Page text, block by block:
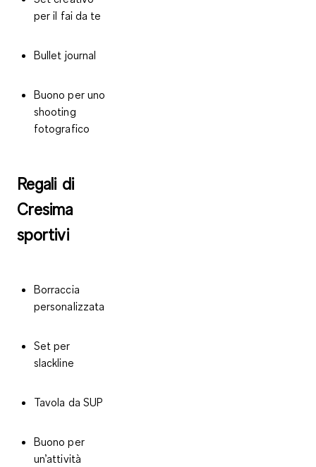
per il fai da te
Bullet journal
Buono per uno
shooting
fotografico
Regali di
Cresima
sportivi
Borraccia
personalizzata
Set per
slackline
Tavola da SUP
Buono per
un’attività